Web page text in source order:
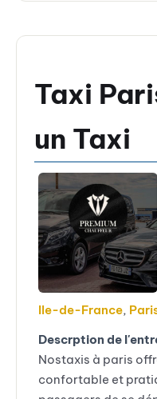
Taxi
un Taxi
Ile-de-France,
Descrption de
Nostaxis à paris
confortable et